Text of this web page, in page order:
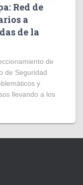
Red de
a
de la
de
de Seguridad
y
llevando a los